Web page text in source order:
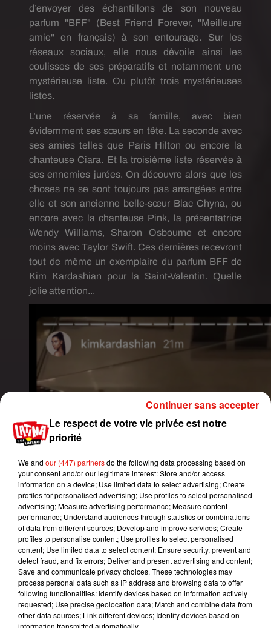
d’envoyer des échantillons de son nouveau
parfum "BFF" (Best Friend Forever, "Meilleure
amie" en français) à son entourage.
Sur les
réseaux sociaux, elle nous dévoile ainsi les
coulisses de ses préparatifs et notamment une
mystérieuse liste. Ou plutôt trois mystérieuses
listes.
L’une réservée à sa famille, avec bien
évidemment ses sœurs en tête. La seconde avec
ses amies telles que Paris Hilton ou encore la
chanteuse Ciara. Et la troisième liste réservée à
ses ennemies jurées. On découvre alors que les
choses ne se sont toujours pas arrangées entre
elle et son ancienne belle-sœur Blac Chyna, ou
encore avec la chanteuse Pink, la présentatrice
Wendy Williams, Sharon
Osbourne
et encore
moins avec Taylor Swift. Ces dernières recevront
tout de même un exemplaire du parfum BFF de
Kim Kardashian pour la Saint-Valentin. Quelle
jolie attention...
Le respect de votre vie privée est notre
priorité
We and our (447) partnersdo the following data processing based on
your consent and/or our legitimate interest: Store and/or access
information on a device; Use limited data to select advertising; Create
profiles for personalised advertising; Use profiles to select personalised
advertising; Measure advertising performance; Measure content
performance; Understand audiences through statistics or combinations
of data from different sources; Develop and improve services; Create
profiles to personalise content; Use profiles to select personalised
content; Use limited data to select content; Ensure security, prevent and
detect fraud, and fix errors; Deliver and present advertising and content;
Save and communicate privacy choices. These technologies may
process personal data such as IP address and browsing data to offer
following functionalities: Identify devices based on information actively
requested; Use precise geolocation data; Match and combine data from
other data sources; Link different devices; Identify devices based on
information transmitted automatically.
Continuer sans accepter